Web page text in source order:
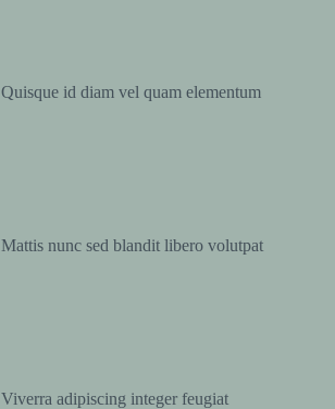
Quisque id diam vel quam elementum
Mattis nunc sed blandit libero volutpat
Viverra adipiscing integer feugiat